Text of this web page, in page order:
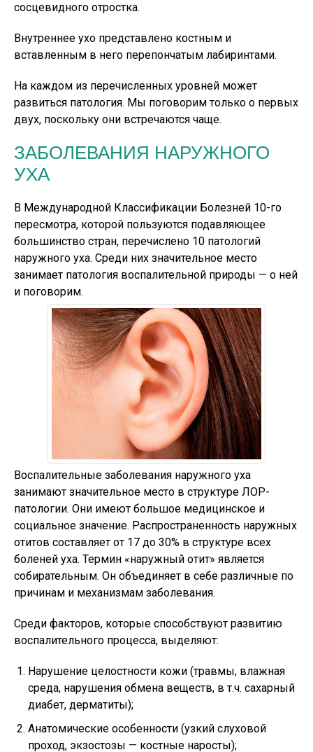
сосцевидного отростка.
Внутреннее ухо представлено костным и
вставленным в него перепончатым лабиринтами.
На каждом из перечисленных уровней может
развиться патология. Мы поговорим только о первых
двух, поскольку они встречаются чаще.
ЗАБОЛЕВАНИЯ НАРУЖНОГО
УХА
В Международной Классификации Болезней 10-го
пересмотра, которой пользуются подавляющее
большинство стран, перечислено 10 патологий
наружного уха. Среди них значительное место
занимает патология воспалительной природы — о ней
и поговорим.
Воспалительные заболевания наружного уха
занимают значительное место в структуре ЛОР-
патологии. Они имеют большое медицинское и
социальное значение. Распространенность наружных
отитов составляет от 17 до 30% в структуре всех
боленей уха. Термин «наружный отит» является
собирательным. Он объединяет в себе различные по
причинам и механизмам заболевания.
Среди факторов, которые способствуют развитию
воспалительного процесса, выделяют:
Нарушение целостности кожи (травмы, влажная
среда, нарушения обмена веществ, в т.ч. сахарный
диабет, дерматиты);
Анатомические особенности (узкий слуховой
проход, экзостозы — костные наросты);